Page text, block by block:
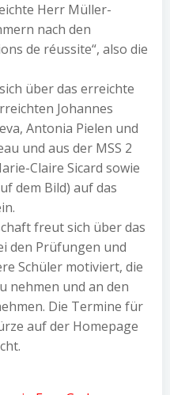
Herr Müller-
nach den
de réussite“, also die
über das erreichte
Johannes
Antonia Pielen und
und aus der MSS 2
Claire Sicard sowie
dem Bild) auf das
freut sich über das
den Prüfungen und
Schüler motiviert, die
nehmen und an den
Die Termine für
auf der Homepage